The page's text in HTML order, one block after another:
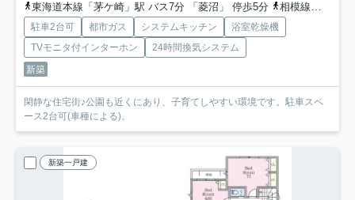
東海道本線「茅ケ崎」駅 バス7分 「菱沼」 停歩5分
相模線「茅ケ崎」駅 バス7分 「菱沼」 停歩5分
駐車2台可 都市ガス システムキッチン
浴室乾燥機
TVモニタ付インターホン
24時間換気システム
新築
閑静な住宅街♪公園も近くにあり、子育てしやすい環境です。駐車スペ
ース2台可(車種による)。
新築一戸建